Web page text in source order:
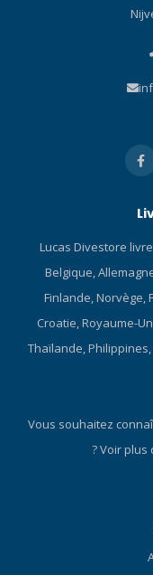
parfaitement avec la
un insert bicolore et
image de tortue de
des aiguilles et des
argentés avec
de la date et un
assorti, la Snorkel pour
homme incarne un
intemporel et, avec
équilibre
et fonctionnalité avec
Mouvement 2115 La
technologie Quartz Un
une pile. Le cristal de
précision de 15
par mois. Largeur du
Lucas Divestore
Belgique,
Finlande, Norvège,
Croatie, Royaume-
Thaïlande,
Vous souhaitez
?Voir plus